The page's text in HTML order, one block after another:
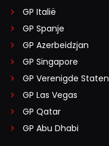
GP Italië
GP Spanje
GP Azerbeidzjan
GP Singapore
GP Verenigde Staten
GP Las Vegas
GP Qatar
GP Abu Dhabi